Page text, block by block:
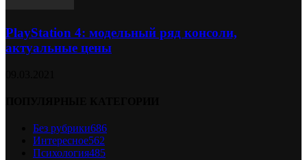
PlayStation 4: модельный ряд консоли,
актуальные цены
Без рубрики686
Интересное562
Психология485